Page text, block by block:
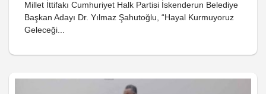
Millet İttifakı Cumhuriyet Halk Partisi İskenderun Belediye
Başkan Adayı Dr. Yılmaz Şahutoğlu, “Hayal Kurmuyoruz
Geleceği...